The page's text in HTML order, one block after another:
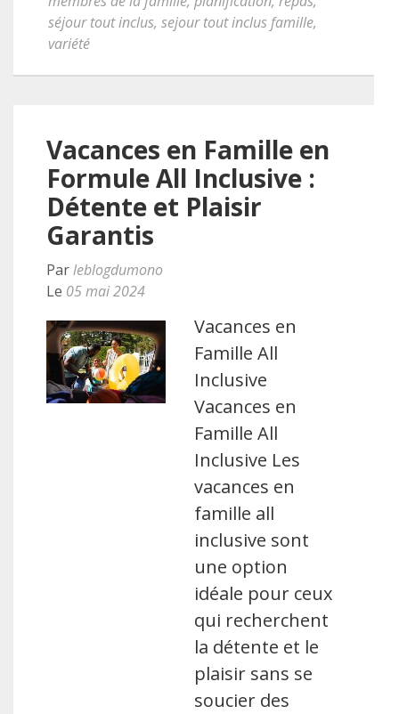
séjour tout inclus, sejour tout inclus famille,
variété
Vacances en Famille en
Formule All Inclusive :
Détente et Plaisir
Garantis
Parleblogdumono
Le 05 mai 2024
Vacances en
Famille All
Inclusive
Vacances en
Famille All
Inclusive Les
vacances en
famille all
inclusive sont
une option
idéale pour ceux
qui recherchent
la détente et le
plaisir sans se
soucier des